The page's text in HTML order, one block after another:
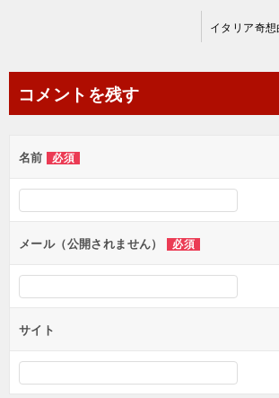
ビ
ー
シ
ン
コメントを残す
名前 必須
メール（公開されません） 必須
サイト